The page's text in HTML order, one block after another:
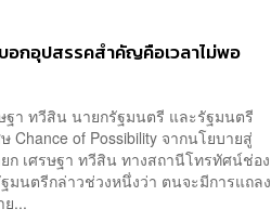
อกอุปสรรคสำคัญคือเวลาไม่พอ
ฐา ทวีสิน นายกรัฐมนตรี และรัฐมนตรี
Chance of Possibility จากนโยบายสู่
ก เศรษฐา ทวีสิน ทางสถานีโทรทัศน์ช่อง
นตรีกล่าวช่วงหนึ่งว่า ตนจะมีการแถลง
ย...